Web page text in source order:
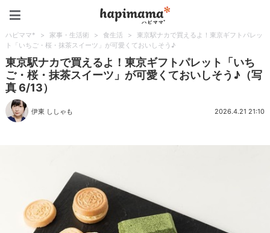
ハピママ* > 家事・生活術 > 食生活 >
東京駅ナカで買えるよ！東京ギフトパレッ
ト「いちご・桜・抹茶スイーツ」が可愛くておいしそう♪
東京駅ナカで買えるよ！東京ギフトパレット「いち
ご・桜・抹茶スイーツ」が可愛くておいしそう♪（写
真 6/13）
伊東 ししゃも 2026.4.21 21:10